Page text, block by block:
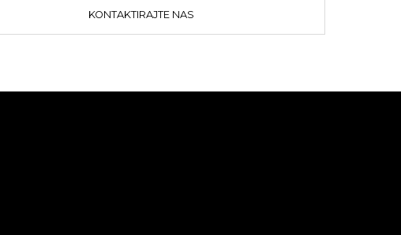
KONTAKTIRAJTE NAS